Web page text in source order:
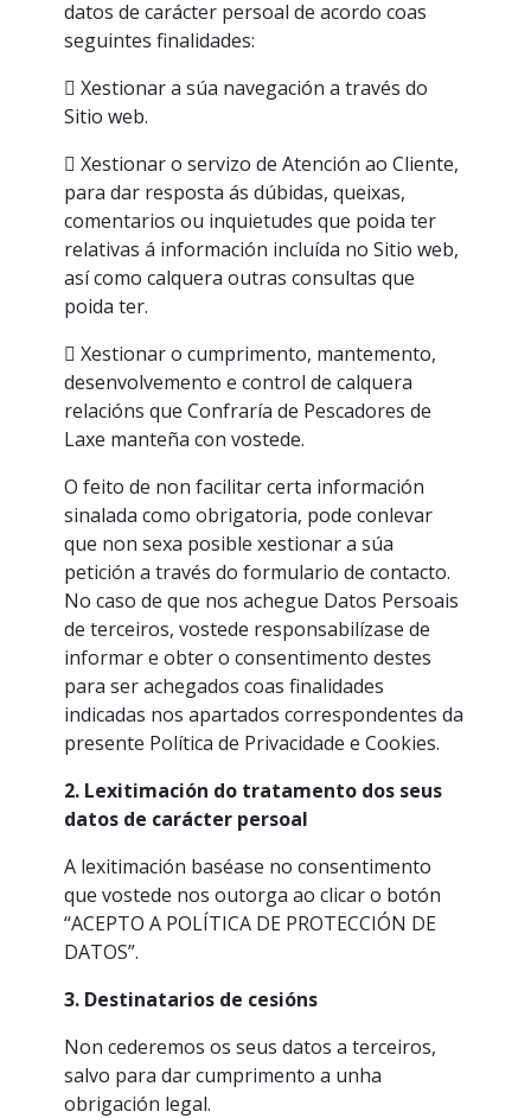
datos de carácter persoal de acordo coas
seguintes finalidades:
 Xestionar a súa navegación a través do
Sitio web.
 Xestionar o servizo de Atención ao Cliente,
para dar resposta ás dúbidas, queixas,
comentarios ou inquietudes que poida ter
relativas á información incluída no Sitio web,
así como calquera outras consultas que
poida ter.
 Xestionar o cumprimento, mantemento,
desenvolvemento e control de calquera
relacións que Confraría de Pescadores de
Laxe manteña con vostede.
O feito de non facilitar certa información
sinalada como obrigatoria, pode conlevar
que non sexa posible xestionar a súa
petición a través do formulario de contacto.
No caso de que nos achegue Datos Persoais
de terceiros, vostede responsabilízase de
informar e obter o consentimento destes
para ser achegados coas finalidades
indicadas nos apartados correspondentes da
presente Política de Privacidade e Cookies.
2. Lexitimación do tratamento dos seus
datos de carácter persoal
A lexitimación baséase no consentimento
que vostede nos outorga ao clicar o botón
“ACEPTO A POLÍTICA DE PROTECCIÓN DE
DATOS”.
3. Destinatarios de cesións
Non cederemos os seus datos a terceiros,
salvo para dar cumprimento a unha
obrigación legal.